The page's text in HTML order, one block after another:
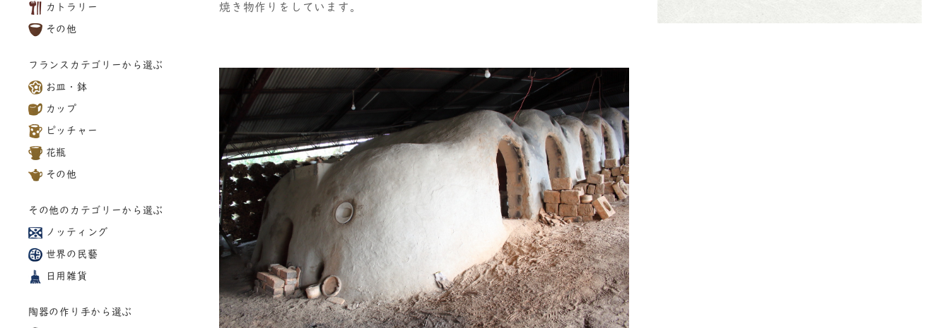
カトラリー
その他
フランスカテゴリーから選ぶ
お皿・鉢
カップ
ピッチャー
花瓶
その他
その他のカテゴリーから選ぶ
ノッティング
世界の民藝
日用雑貨
陶器の作り手から選ぶ
焼き物作りをしています。